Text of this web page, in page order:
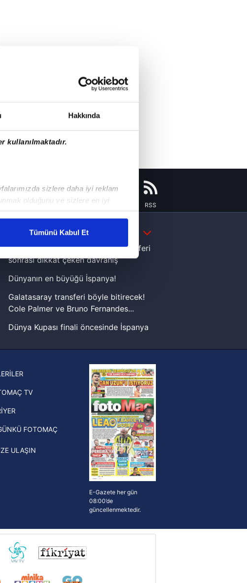
Hakkında
kullanılmaktadır.
sizlere daha iyi reklam
olduğunu ve sizlere en iyi
maliyetlerimizi karşılamak
reklamlar gösterilmeyecektir."
ait çerezler kullanılmaktadır. Bu
hizmetlerinin sunulması
ve sizlere yönelik
kullanılacaktır.
ilişkin detaylı bilgi için Ayarlar
okumak ve sitemizde ilgili
Tümünü Kabul Et
RSS
DAHA FAZLA
Lamine Yamal'dan Dünya Kupası zaferi
sonrası dikkat çeken davranış
Dünyanın en büyüğü İspanya!
Galatasaray transferi böyle bitirecek!
Cole Palmer ve Bruno Fernandes...
Dünya Kupası finali öncesinde İspanya
şampiyonluk yüzüğü verilecek
Hernan Crespo, Meksika Ligi
ekiplerinden Atlas'ın yeni teknik
direktörü oldu
TV
FOTOMAÇ
ULAŞIN
E-Gazete her gün
08:00’de
güncellenmektedir.